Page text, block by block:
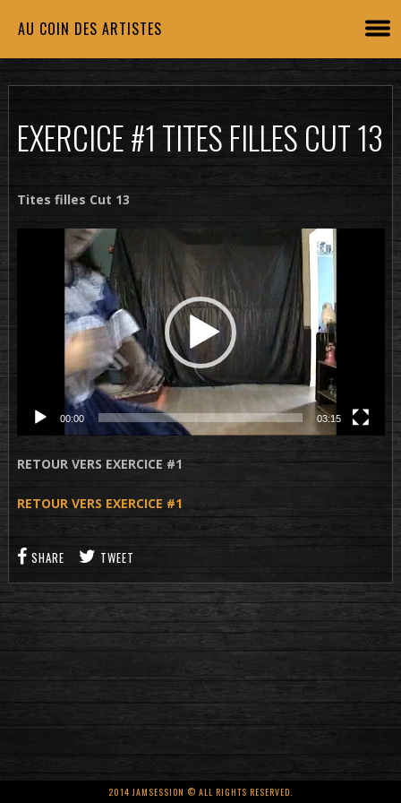
AU COIN DES ARTISTES
EXERCICE #1 TITES FILLES CUT 13
Tites filles Cut 13
00:00 03:15
RETOUR VERS EXERCICE #1
RETOUR VERS EXERCICE #1
SHARE TWEET
2014 JAMSESSION © ALL RIGHTS RESERVED.